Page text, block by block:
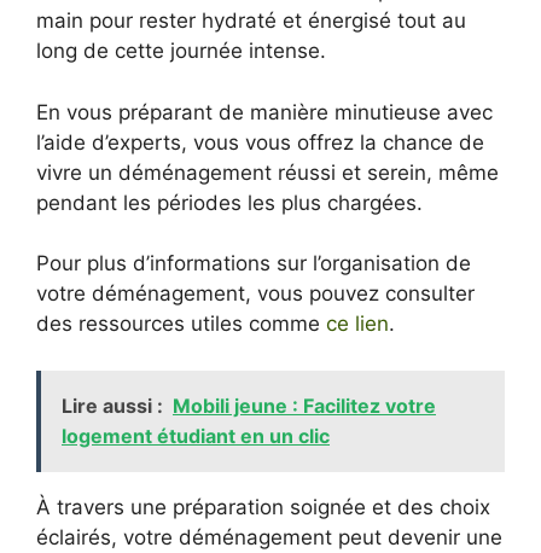
main pour rester hydraté et énergisé tout au
long de cette journée intense.
En vous préparant de manière minutieuse avec
l’aide d’experts, vous vous offrez la chance de
vivre un déménagement réussi et serein, même
pendant les périodes les plus chargées.
Pour plus d’informations sur l’organisation de
votre déménagement, vous pouvez consulter
des ressources utiles comme ce lien.
Lire aussi : Mobili jeune : Facilitez votre
logement étudiant en un clic
À travers une préparation soignée et des choix
éclairés, votre déménagement peut devenir une